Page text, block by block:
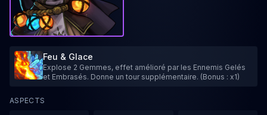
Feu & Glace
Explose 2 Gemmes, effet amélioré par les Ennemis Gelés
et Embrasés. Donne un tour supplémentaire. (Bonus : x1)
ASPECTS